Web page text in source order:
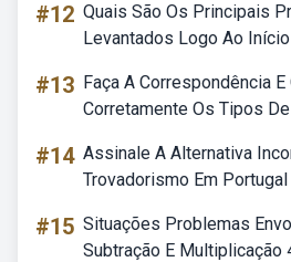
#12 Quais São Os Principais
Levantados Logo Ao Início
#13 Faça A Correspondência
Corretamente Os Tipos
#14 Assinale A Alternativa
Trovadorismo Em Portugal
#15 Situações Problemas
Subtração E Multiplicação